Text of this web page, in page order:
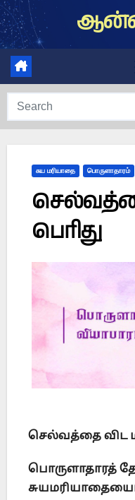
Skip
to
content
சுய மரியாதை பொருளாதாரம்
பெரிது
செல்வத்தை விட
பொருளாதாரத்